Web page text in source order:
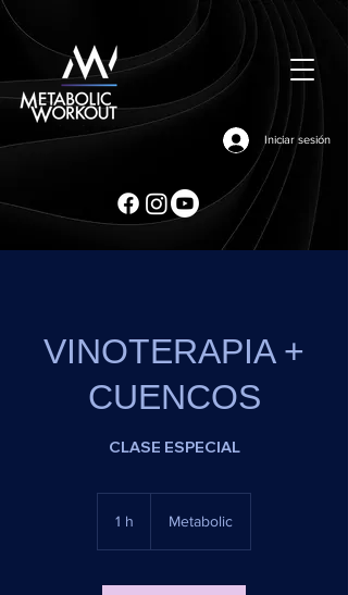
Iniciar sesión
VINOTERAPIA +
CUENCOS
CLASE ESPECIAL
1 h Metabolic